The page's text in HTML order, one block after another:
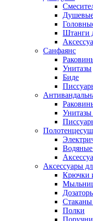
Штанги
Санфаянс
Унитазы
Биде
Унитазы
Водяные
Аксессуары
Крючки
Стаканы
Полки
Поручни